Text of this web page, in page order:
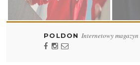
POLDON Internetowy